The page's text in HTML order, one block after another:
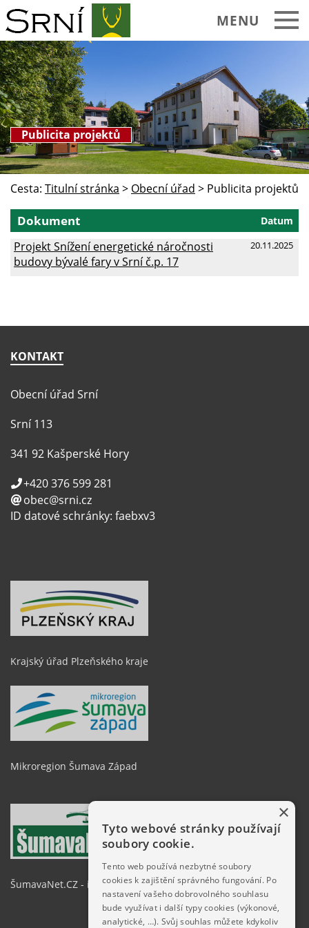
MENU
Publicita projektů
Cesta: Titulní stránka > Obecní úřad > Publicita projektů
Datum
Dokument
20.11.2025
Projekt Snížení energetické náročnosti
budovy bývalé fary v Srní č.p. 17
KONTAKT
Obecní úřad Srní
Srní 113
341 92 Kašperské Hory
+420 376 599 281
obec@srni.cz
ID datové schránky: faebxv3
Krajský úřad Plzeňského kraje
Mikroregion Šumava Západ
ŠumavaNet.CZ - informace o regionu
×
Tyto webové stránky používají
soubory cookie.
Tento web používá nezbytné soubory
cookies k zajištění správného fungování. Po
nastavení vašeho dobrovolného souhlasu
bude využívat i další typy cookies (výkonové,
analytické, …). Svůj souhlas můžete kdykoliv